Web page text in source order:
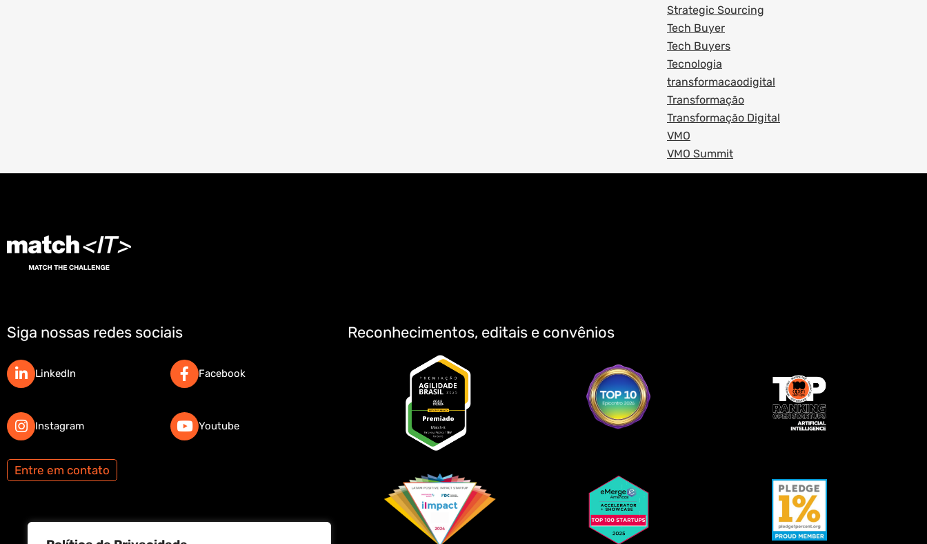
Strategic Sourcing
Tech Buyer
Tech Buyers
Tecnologia
transformacaodigital
Transformação
Transformação Digital
VMO
VMO Summit
Siga nossas redes sociais
LinkedIn
Instagram
Facebook
Youtube
Entre em contato
Reconhecimentos, editais e convênios